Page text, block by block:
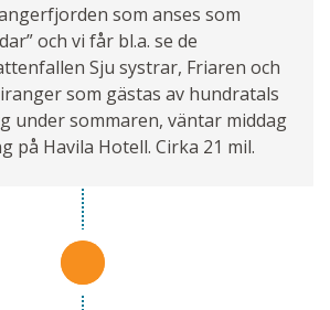
som anses som
och vi får bl.a. se de
Sju systrar, Fria­ren och
som gästas av hundratals
under som­maren, väntar middag
på Havila Hotell. Cirka 21 mil.